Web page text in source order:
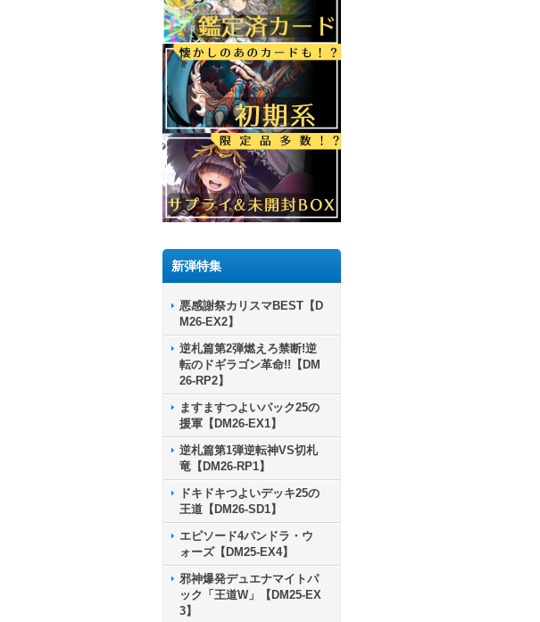
新弾特集
悪感謝祭カリスマBEST【D
M26-EX2】
逆札篇第2弾燃えろ禁断!逆
転のドギラゴン革命!!【DM
26-RP2】
ますますつよいパック25の
援軍【DM26-EX1】
逆札篇第1弾逆転神VS切札
竜【DM26-RP1】
ドキドキつよいデッキ25の
王道【DM26-SD1】
エピソード4パンドラ・ウ
ォーズ【DM25-EX4】
邪神爆発デュエナマイトパ
ック「王道W」【DM25-EX
3】